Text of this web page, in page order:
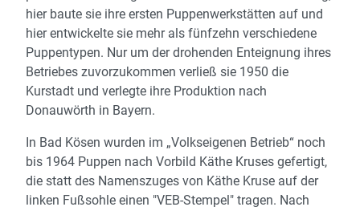
hier baute sie ihre ersten Puppenwerkstätten auf und
hier entwickelte sie mehr als fünfzehn verschiedene
Puppentypen. Nur um der drohenden Enteignung ihres
Betriebes zuvorzukommen verließ sie 1950 die
Kurstadt und verlegte ihre Produktion nach
Donauwörth in Bayern.
In Bad Kösen wurden im „Volkseigenen Betrieb“ noch
bis 1964 Puppen nach Vorbild Käthe Kruses gefertigt,
die statt des Namenszuges von Käthe Kruse auf der
linken Fußsohle einen "VEB-Stempel" tragen. Nach